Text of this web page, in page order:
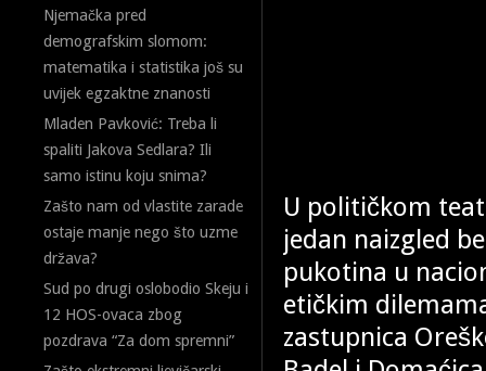
Njemačka pred
demografskim slomom:
matematika i statistika još su
uvijek egzaktne znanosti
Mladen Pavković: Treba li
spaliti Jakova Sedlara? Ili
samo istinu koju snima?
Zašto nam od vlastite zarade
ostaje manje nego što uzme
država?
Sud po drugi oslobodio Skeju i
12 HOS-ovaca zbog
pozdrava “Za dom spremni”
U političkom
jedan naizgled
pukotina u
etičkim
zastupnica